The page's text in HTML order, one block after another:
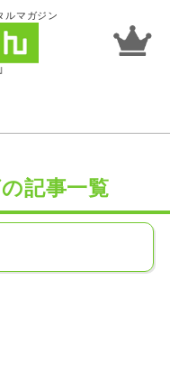
ルマガジン
記事一覧